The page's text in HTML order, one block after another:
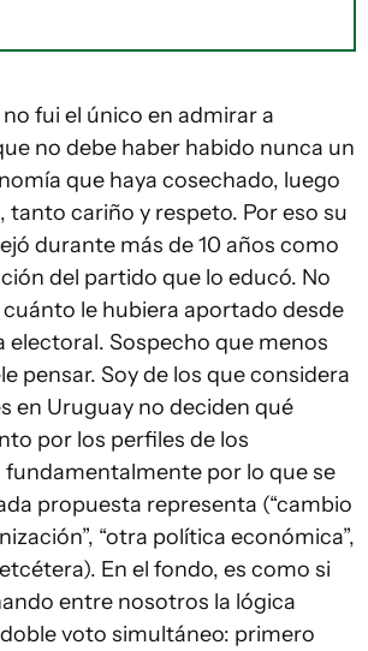
fui el único en admirar a
no debe haber habido nunca un
que haya cosechado, luego
tanto cariño y respeto. Por eso su
durante más de 10 años como
del partido que lo educó. No
le hubiera aportado desde
electoral. Sospecho que menos
pensar. Soy de los que considera
en Uruguay no deciden qué
por los perfiles de los
por lo que se
propuesta representa (“cambio
“otra política económica”,
En el fondo, es como si
entre nosotros la lógica
voto simultáneo: primero